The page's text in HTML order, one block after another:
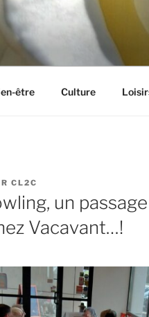
à la culture et aux loisirs à
être Culture
CL2C
un
Vacavant…!